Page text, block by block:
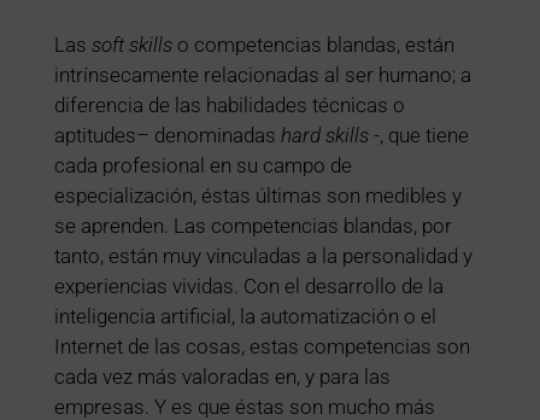
Las soft skills o competencias blandas, están
intrínsecamente relacionadas al ser humano; a
diferencia de las habilidades técnicas o
aptitudes– denominadas hard skills-, que tiene
cada profesional en su campo de
especialización, éstas últimas son medibles y
se aprenden. Las competencias blandas, por
tanto, están muy vinculadas a la personalidad y
experiencias vividas. Con el desarrollo de la
inteligencia artificial, la automatización o el
Internet de las cosas, estas competencias son
cada vez más valoradas en, y para las
empresas. Y es que éstas son mucho más